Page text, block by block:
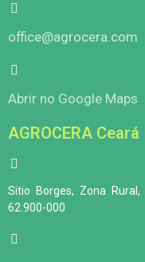
office@agrocera.com
Abrir no Google Maps
AGROCERA Ceará
Sitio Borges, Zona Rural,
62.900-000